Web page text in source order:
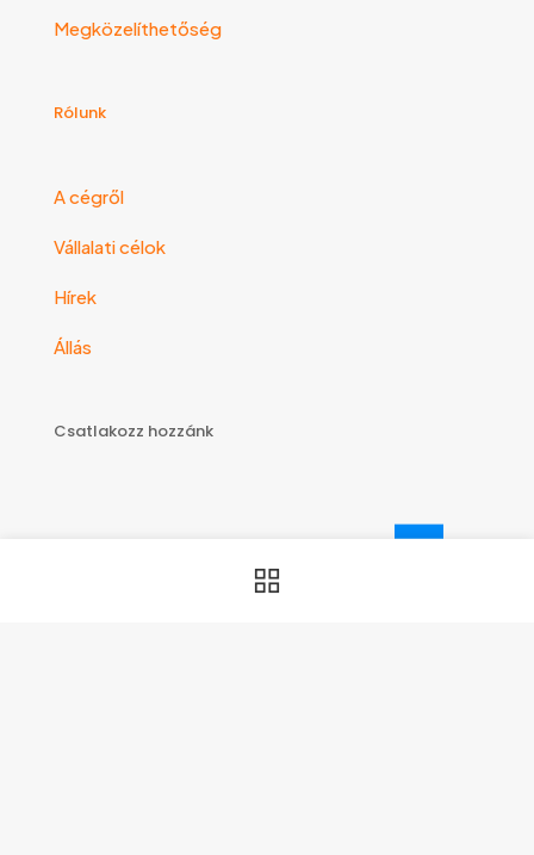
Megközelíthetőség
Rólunk
A cégről
Vállalati célok
Hírek
Állás
Csatlakozz hozzánk